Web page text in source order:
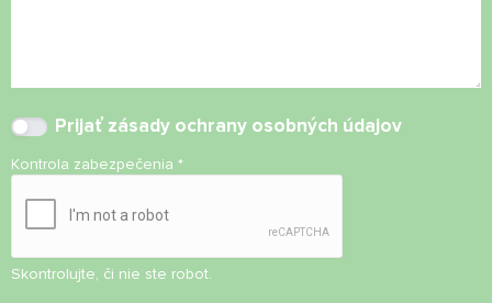
Prijať zásady ochrany osobných údajov
Kontrola zabezpečenia *
Skontrolujte, či nie ste robot.